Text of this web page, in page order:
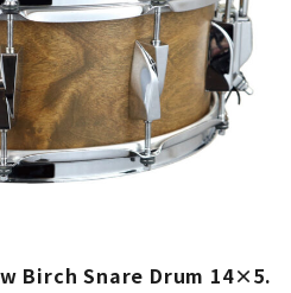
Birch Snare Drum 14×5.